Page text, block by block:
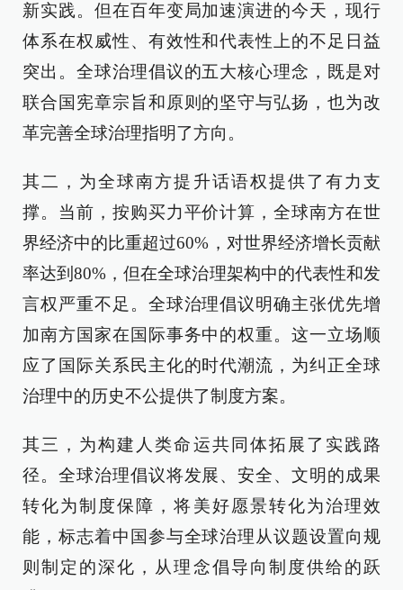
新实践。但在百年变局加速演进的今天，现行
体系在权威性、有效性和代表性上的不足日益
突出。全球治理倡议的五大核心理念，既是对
联合国宪章宗旨和原则的坚守与弘扬，也为改
革完善全球治理指明了方向。
其二，为全球南方提升话语权提供了有力支
撑。当前，按购买力平价计算，全球南方在世
界经济中的比重超过60%，对世界经济增长贡献
率达到80%，但在全球治理架构中的代表性和发
言权严重不足。全球治理倡议明确主张优先增
加南方国家在国际事务中的权重。这一立场顺
应了国际关系民主化的时代潮流，为纠正全球
治理中的历史不公提供了制度方案。
其三，为构建人类命运共同体拓展了实践路
径。全球治理倡议将发展、安全、文明的成果
转化为制度保障，将美好愿景转化为治理效
能，标志着中国参与全球治理从议题设置向规
则制定的深化，从理念倡导向制度供给的跃